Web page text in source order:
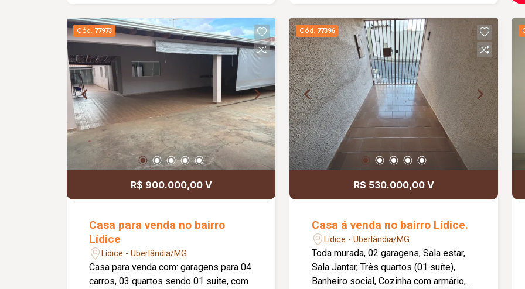
Cód. 77973
R$ 900.000,00 V
Casa para venda no bairro
Lídice
Lídice - Uberlândia/MG
Casa para venda com: garagens para 04
carros, 03 quartos sendo 01 suite, com
Cód. 77396
R$ 530.000,00 V
Casa á venda no bairro Lídice.
Lídice - Uberlândia/MG
Toda murada, 02 garagens, Sala estar,
Sala Jantar, Três quartos (01 suíte),
Banheiro social, Cozinha com armário,